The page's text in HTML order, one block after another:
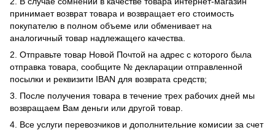
принимает возврат товара и возвращает его стоимость
покупателю в полном объеме или обменивает на
аналогичный товар надлежащего качества.
2. Отправьте товар Новой Почтой на адрес с которого была
отправка товара, сообщите № декларации отправленной
посылки и реквизити IBAN для возврата средств;
3. После получения товара в течение трех рабочих дней мы
возвращаем Вам деньги или другой товар.
4. Все услуги перевозчиков и дополнительние комисии за счет